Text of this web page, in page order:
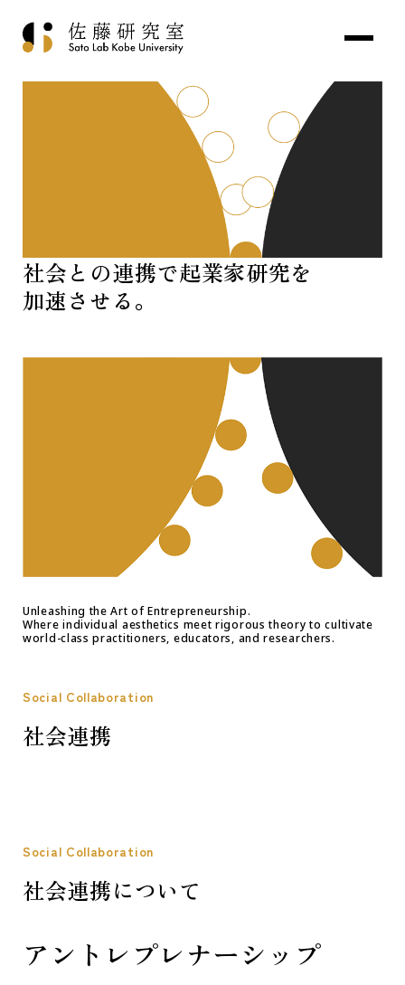
社会との連携で起業家研究を
加速させる。
Unleashing the Art of Entrepreneurship.
Where individual aesthetics meet rigorous theory to cultivate
world-class practitioners, educators, and researchers.
Social Collaboration
社会連携
Social Collaboration
社会連携について
アントレプレナーシップ